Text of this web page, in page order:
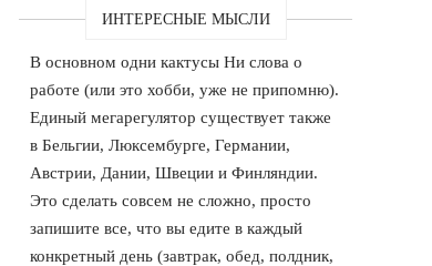
ИНТЕРЕСНЫЕ МЫСЛИ
В основном одни кактусы Ни слова о
работе (или это хобби, уже не припомню).
Единый мегарегулятор существует также
в Бельгии, Люксембурге, Германии,
Австрии, Дании, Швеции и Финляндии.
Это сделать совсем не сложно, просто
запишите все, что вы едите в каждый
конкретный день (завтрак, обед, полдник,